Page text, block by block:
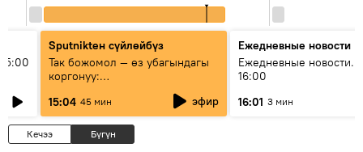
Sputnikteн сүйлөйбүз
Так божомол — өз убагындагы
коргонуу:
гидрометеорологиялык кызмат
кантип өркүндөтүлүүдө
15:04 45 мин эфир
Ежедневные новости
Ежедневные новости.
16:00
16:01 3 мин
Кечээ Бүгүн